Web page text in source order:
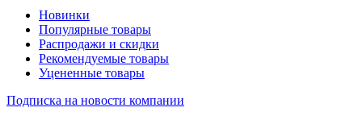
Новинки
Популярные товары
Распродажи и скидки
Рекомендуемые товары
Уцененные товары
Подписка на новости компании